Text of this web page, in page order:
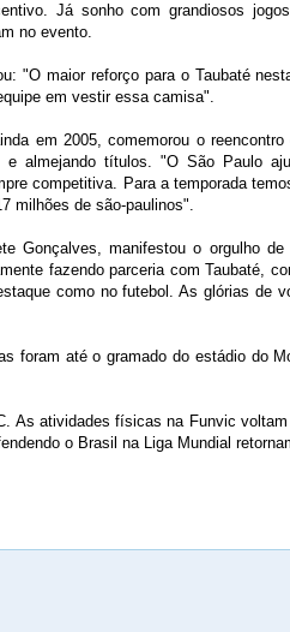
Já sonho com grandiosos
no evento.
"O maior reforço para o Taubaté
em vestir essa camisa".
em 2005, comemorou o
e almejando títulos. "O São Paulo
competitiva. Para a temporada
milhões de são-paulinos".
Gonçalves, manifestou o orgulho
fazendo parceria com Taubaté,
como no futebol. As glórias de
foram até o gramado do estádio do
As atividades físicas na Funvic
o Brasil na Liga Mundial